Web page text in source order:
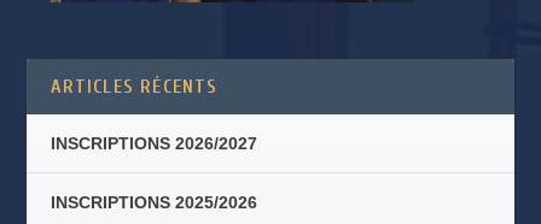
ARTICLES RÉCENTS
INSCRIPTIONS 2026/2027
INSCRIPTIONS 2025/2026